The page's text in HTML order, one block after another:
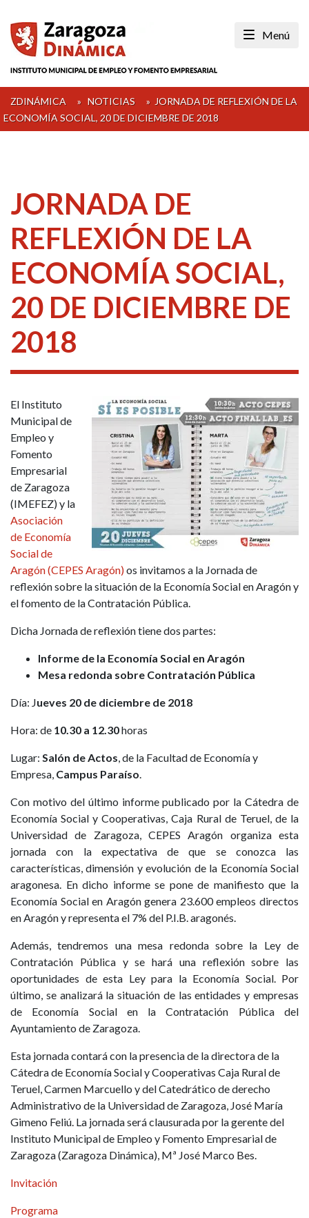
content
Menú
ZDINÁMICA » NOTICIAS » JORNADA DE REFLEXIÓN DE LA
ECONOMÍA SOCIAL, 20 DE DICIEMBRE DE 2018
JORNADA DE
REFLEXIÓN DE LA
ECONOMÍA SOCIAL,
20 DE DICIEMBRE DE
2018
El Instituto
Municipal de
Empleo y
Fomento
Empresarial
de Zaragoza
(IMEFEZ) y la
Asociación
de Economía
Social de
Aragón (CEPES Aragón)os invitamos a la Jornada de
reflexión sobre la situación de la Economía Social en Aragón y
el fomento de la Contratación Pública.
Dicha Jornada de reflexión tiene dos partes:
Informe de la Economía Social en Aragón
Mesa redonda sobre Contratación Pública
Día: Jueves 20 de diciembre de 2018
Hora: de 10.30 a 12.30horas
Lugar: Salón de Actos, de la Facultad de Economía y
Empresa, Campus Paraíso.
Con motivo del último informe publicado por la Cátedra de
Economía Social y Cooperativas, Caja Rural de Teruel, de la
Universidad de Zaragoza, CEPES Aragón organiza esta
jornada con la expectativa de que se conozca las
características, dimensión y evolución de la Economía Social
aragonesa. En dicho informe se pone de manifiesto que la
Economía Social en Aragón genera 23.600 empleos directos
en Aragón y representa el 7% del P.I.B. aragonés.
Además, tendremos una mesa redonda sobre la Ley de
Contratación Pública y se hará una reflexión sobre las
oportunidades de esta Ley para la Economía Social. Por
último, se analizará la situación de las entidades y empresas
de Economía Social en la Contratación Pública del
Ayuntamiento de Zaragoza.
Esta jornada contará con la presencia de la directora de la
Cátedra de Economía Social y Cooperativas Caja Rural de
Teruel, Carmen Marcuello y del Catedrático de derecho
Administrativo de la Universidad de Zaragoza, José María
Gimeno Feliú. La jornada será clausurada por la gerente del
Instituto Municipal de Empleo y Fomento Empresarial de
Zaragoza (Zaragoza Dinámica), Mª José Marco Bes.
Invitación
Programa